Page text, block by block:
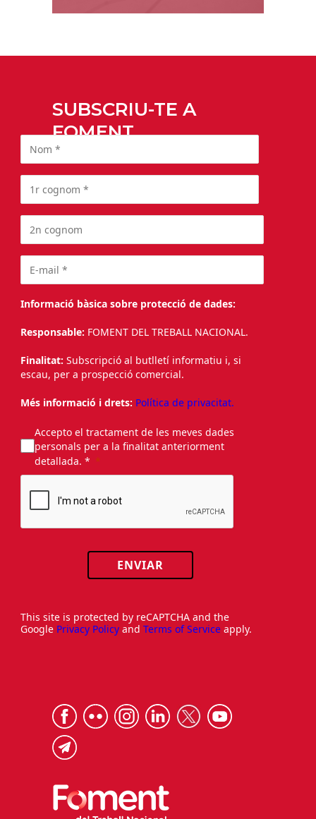
SUBSCRIU-TE A
FOMENT
Informació bàsica sobre protecció de dades:
Responsable: FOMENT DEL TREBALL NACIONAL.
Finalitat: Subscripció al butlletí informatiu i, si
escau, per a prospecció comercial.
Més informació i drets: Política de privacitat.
Accepto el tractament de les meves dades
personals per a la finalitat anteriorment
detallada. *
ENVIAR
This site is protected by reCAPTCHA and the
Google Privacy Policy and Terms of Service apply.